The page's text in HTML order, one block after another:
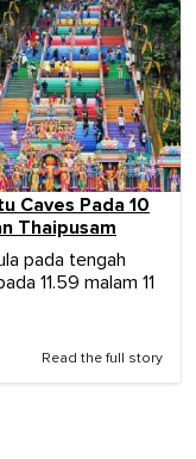
Caves Pada 10
Thaipusam
pada tengah
11.59 malam 11
Read the full story